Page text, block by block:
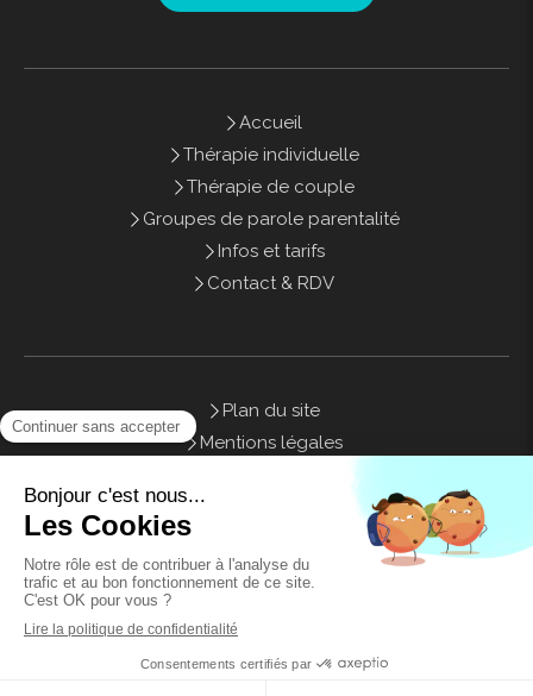
Accueil
Thérapie individuelle
Thérapie de couple
Groupes de parole parentalité
Infos et tarifs
Contact & RDV
Plan du site
Mentions légales
©2021 Sweety Therapy - Psychothérapie Marseille